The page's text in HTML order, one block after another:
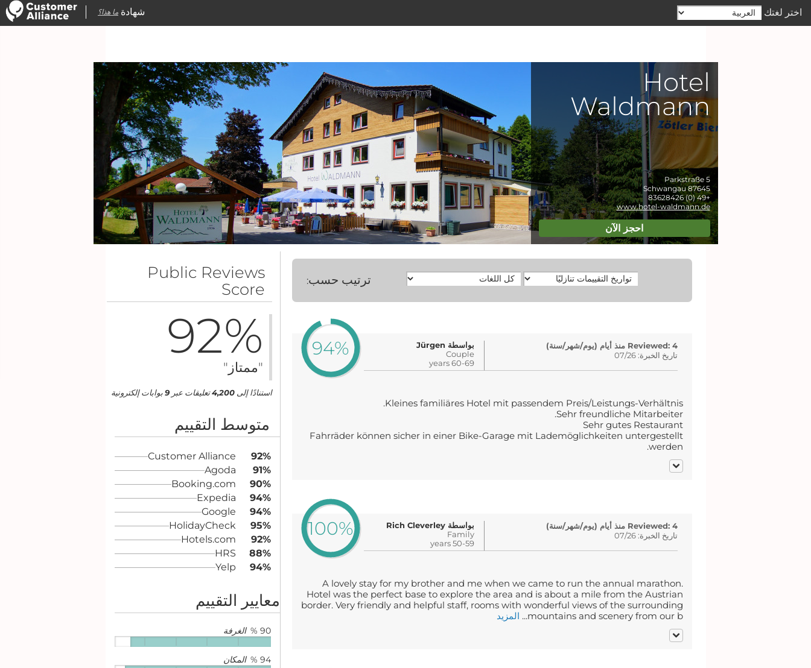
اختر لغتك
Hotel
Waldmann
Parkstraße 5
87645
Schwangau
+49 (0) 83628426
www.hotel-waldmann.de
احجز الآن
Public Reviews
Score
92%
"ممتاز"
استنادًا إلى4,200تعليقات عبر9بوابات إلكترونية
متوسط التقييم
Customer Alliance
92%
Agoda
91%
Booking.com
90%
Expedia
94%
Google
94%
HolidayCheck
95%
Hotels.com
92%
HRS
88%
Yelp
94%
معايير التقييم
90 % الغرفة
94 % المكان
ترتيب حسب:
94%
بواسطة Jürgen
Couple
60-69 years
Reviewed: 4 منذ أيام (يوم/شهر/سنة)
تاريخ الخبرة: 07/26
Kleines familiäres Hotel mit passendem Preis/Leistungs-Verhältnis.
Sehr freundliche Mitarbeiter.
Sehr gutes Restaurant
Fahrräder können sicher in einer Bike-Garage mit Lademöglichkeiten untergestellt
werden.
100%
بواسطة Rich Cleverley
Family
50-59 years
Reviewed: 4 منذ أيام (يوم/شهر/سنة)
تاريخ الخبرة: 07/26
A lovely stay for my brother and me when we came to run the annual marathon.
Hotel was the perfect base to explore the area and is about a mile from the Austrian
border. Very friendly and helpful staff, rooms with wonderful views of the surrounding
mountains and scenery from our b...
المزيد
شهادة ما هذا؟